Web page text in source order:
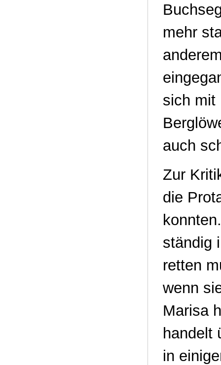
mehr
sich mit
auch
Zur
die
ständig
retten
wenn
Marisa
handelt
in